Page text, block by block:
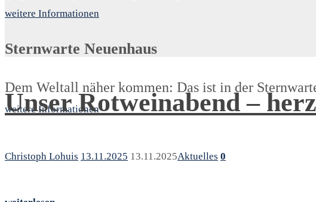
weitere Informationen
Sternwarte Neuenhaus
Dem Weltall näher kommen: Das ist in der
weitere Informationen
Unser Rotweinabend –
Christoph Lohuis 13.11.2025 13.11.2025Aktuelles 0